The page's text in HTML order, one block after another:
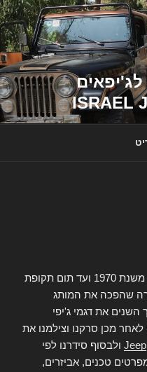
משנת 1970 ועד תום תקופת
שהפכה את המותג
השנים את דגמי ג'יפי
מכן סרקנו וצילמנו את
Jeep ולבסוף סידרנו לפי
טכנים, אביזרים,